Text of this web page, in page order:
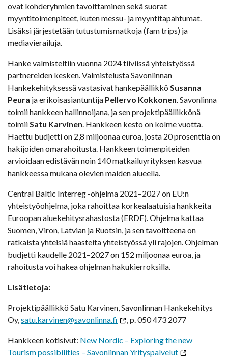
ovat kohderyhmien tavoittaminen sekä suorat
myyntitoimenpiteet, kuten messu- ja myyntitapahtumat.
Lisäksi järjestetään tutustumismatkoja (fam trips) ja
mediavierailuja.
Hanke valmisteltiin vuonna 2024 tiiviissä yhteistyössä
partnereiden kesken. Valmistelusta Savonlinnan
Hankekehityksessä vastasivat hankepäällikkö Susanna
Peura ja erikoisasiantuntija Pellervo Kokkonen. Savonlinna
toimii hankkeen hallinnoijana, ja sen projektipäällikkönä
toimiiSatu Karvinen. Hankkeen kesto on kolme vuotta.
Haettu budjetti on 2,8 miljoonaa euroa, josta 20 prosenttia on
hakijoiden omarahoitusta. Hankkeen toimenpiteiden
arvioidaan edistävän noin 140 matkailuyrityksen kasvua
hankkeessa mukana olevien maiden alueella.
Central Baltic Interreg -ohjelma 2021–2027 on EU:n
yhteistyöohjelma, joka rahoittaa korkealaatuisia hankkeita
Euroopan aluekehitysrahastosta (ERDF). Ohjelma kattaa
Suomen, Viron, Latvian ja Ruotsin, ja sen tavoitteena on
ratkaista yhteisiä haasteita yhteistyössä yli rajojen. Ohjelman
budjetti kaudelle 2021–2027 on 152 miljoonaa euroa, ja
rahoitusta voi hakea ohjelman hakukierroksilla.
Lisätietoja:
Projektipäällikkö Satu Karvinen, Savonlinnan Hankekehitys
Oy,satu.karvinen@savonlinna.fi , p. 050 473 2077
Hankkeen kotisivut: New Nordic – Exploring the new
Tourism possibilities – Savonlinnan Yrityspalvelut